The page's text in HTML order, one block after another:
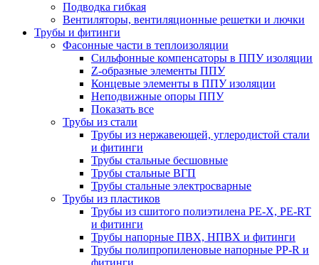
Подводка гибкая
Вентиляторы, вентиляционные решетки и лючки
Трубы и фитинги
Фасонные части в теплоизоляции
Cильфонные компенсаторы в ППУ изоляции
Z-образные элементы ППУ
Концевые элементы в ППУ изоляции
Неподвижные опоры ППУ
Показать все
Трубы из стали
Трубы из нержавеющей, углеродистой стали
и фитинги
Трубы стальные бесшовные
Трубы стальные ВГП
Трубы стальные электросварные
Трубы из пластиков
Трубы из сшитого полиэтилена PE-X, PE-RT
и фитинги
Трубы напорные ПВХ, НПВХ и фитинги
Трубы полипропиленовые напорные PP-R и
фитинги